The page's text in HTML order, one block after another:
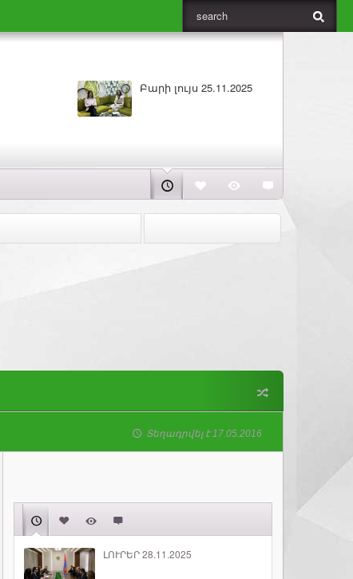
Բարի լույս 25.11.2025
Տեղադրվել է 17.05.2016
ԼՈՒՐԵՐ 28.11.2025